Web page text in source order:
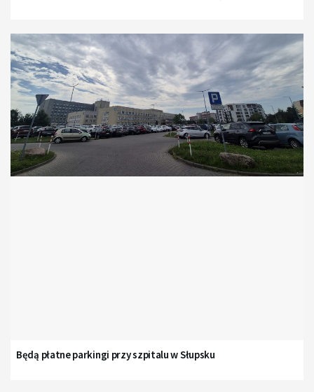
Będą płatne parkingi przy szpitalu w Słupsku